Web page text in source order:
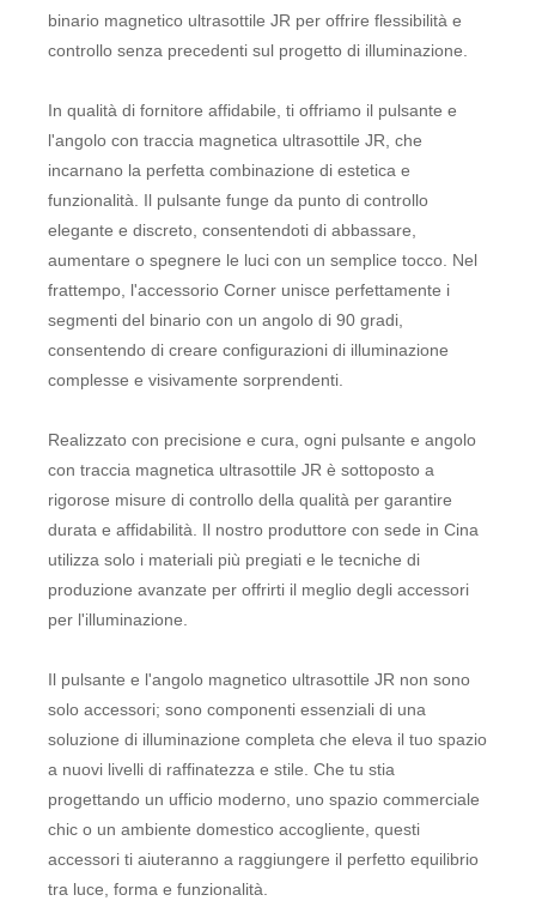
binario magnetico ultrasottile JR per offrire flessibilità e
controllo senza precedenti sul progetto di illuminazione.
In qualità di fornitore affidabile, ti offriamo il pulsante e
l'angolo con traccia magnetica ultrasottile JR, che
incarnano la perfetta combinazione di estetica e
funzionalità. Il pulsante funge da punto di controllo
elegante e discreto, consentendoti di abbassare,
aumentare o spegnere le luci con un semplice tocco. Nel
frattempo, l'accessorio Corner unisce perfettamente i
segmenti del binario con un angolo di 90 gradi,
consentendo di creare configurazioni di illuminazione
complesse e visivamente sorprendenti.
Realizzato con precisione e cura, ogni pulsante e angolo
con traccia magnetica ultrasottile JR è sottoposto a
rigorose misure di controllo della qualità per garantire
durata e affidabilità. Il nostro produttore con sede in Cina
utilizza solo i materiali più pregiati e le tecniche di
produzione avanzate per offrirti il ​​meglio degli accessori
per l'illuminazione.
Il pulsante e l'angolo magnetico ultrasottile JR non sono
solo accessori; sono componenti essenziali di una
soluzione di illuminazione completa che eleva il tuo spazio
a nuovi livelli di raffinatezza e stile. Che tu stia
progettando un ufficio moderno, uno spazio commerciale
chic o un ambiente domestico accogliente, questi
accessori ti aiuteranno a raggiungere il perfetto equilibrio
tra luce, forma e funzionalità.